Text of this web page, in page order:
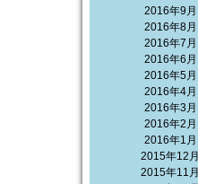
2016年9月
2016年8月
2016年7月
2016年6月
2016年5月
2016年4月
2016年3月
2016年2月
2016年1月
2015年12月
2015年11月